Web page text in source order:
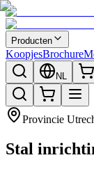
Producten
KoopjesBrochure
NL
Provincie
Stal